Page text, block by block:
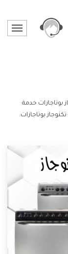
بوتاجازات خدمة
بوتاجازات.